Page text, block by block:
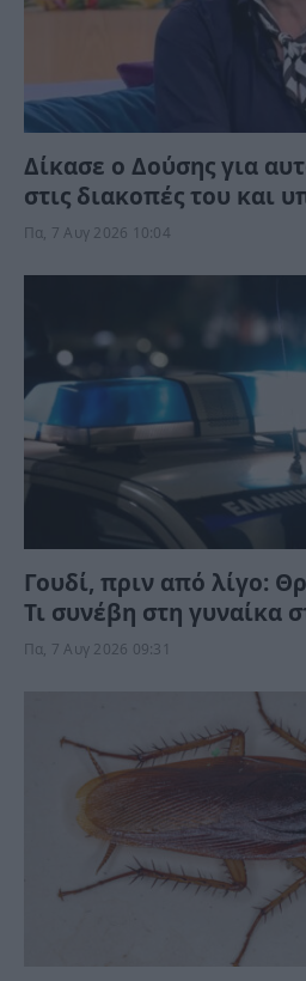
Δίκασε ο Δούσης για
στις διακοπές του και
ίντερνετ – “Θέλεις να
Πα, 7 Αυγ 2026 10:04
Γουδί, πριν από λίγο:
Τι συνέβη στη γυναίκα
Μιχαλακοπούλου;
Πα, 7 Αυγ 2026 09:31